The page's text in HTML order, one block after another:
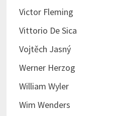
Victor Fleming
Vittorio De Sica
Vojtěch Jasný
Werner Herzog
William Wyler
Wim Wenders